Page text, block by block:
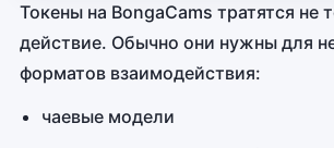
Токены на BongaCams тратятся не
действие. Обычно они нужны для
форматов взаимодействия:
чаевые модели